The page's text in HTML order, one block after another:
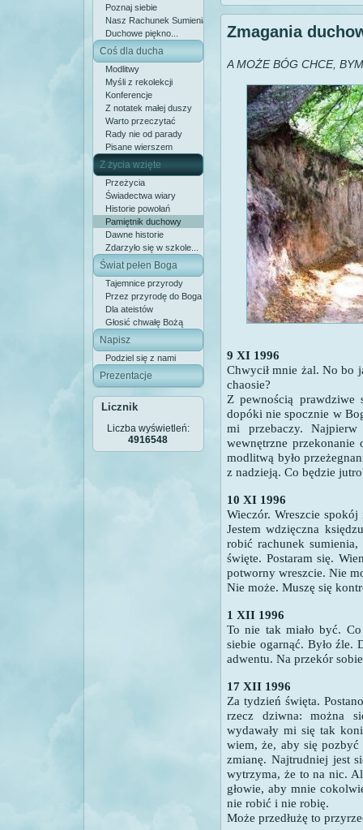
Poznaj siebie
Nasz Rachunek Sumienia
Duchowe piękno...
Coś dla ducha
Modlitwy
Myśli z rekolekcji
Konferencje
Z notatek małej duszy
Warto przeczytać
Rady nie od parady
Pisane wierszem
Z życia wzięte
Przeżycia
Świadectwa wiary
Historie powołań
Pamiętnik duchowy
Dawne historie
Zdarzyło się w szkole...
Świat pełen Boga
Tajemnice przyrody
Przez przyrodę do Boga
Dla ateistów
Głosić chwałę Bożą
Napisz
Podziel się z nami
Prezentacje
Licznik
Liczba wyświetleń:
4916548
Zmagania
A MOŻE BÓG CHCE,
9 XI 1996
Chwycił mnie żal. No bo
chaosie?
Z pewnością prawdziwe
dopóki nie spocznie w
mi przebaczy.
wewnętrzne przekonanie
modlitwą było
z nadzieją. Co będzie
10 XI 1996
Wieczór. Wreszcie
Jestem wdzięczna
robić rachunek
święte. Postaram się.
potworny wreszcie. Nie
Nie może. Muszę się
1 XII 1996
To nie tak miało być.
siebie ogarnąć. Było źle.
adwentu. Na przekór
17 XII 1996
Za tydzień święta.
rzecz dziwna: można
wydawały mi się tak
wiem, że, aby się pozbyć
zmianę. Najtrudniej jest
wytrzyma, że to na nic.
głowie, aby mnie
nie robić i nie robię.
Może przedłużę to